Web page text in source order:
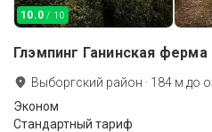
10.0 / 10
Глэмпинг Ганинская ферма
Выборгский район · 184 м до
Эконом
Стандартный тариф